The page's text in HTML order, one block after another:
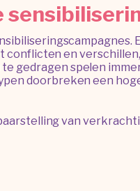
conflicten en
gedragen spelen
doorbreken een
van